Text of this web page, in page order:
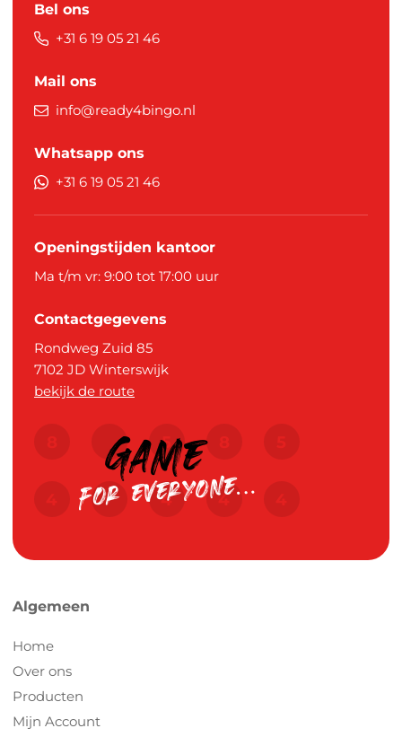
Bel ons
+31 6 19 05 21 46
Mail ons
info@ready4bingo.nl
Whatsapp ons
+31 6 19 05 21 46
Openingstijden kantoor
Ma t/m vr: 9:00 tot 17:00 uur
Contactgegevens
Rondweg Zuid 85
7102 JD Winterswijk
bekijk de route
Algemeen
Home
Over ons
Producten
Mijn Account